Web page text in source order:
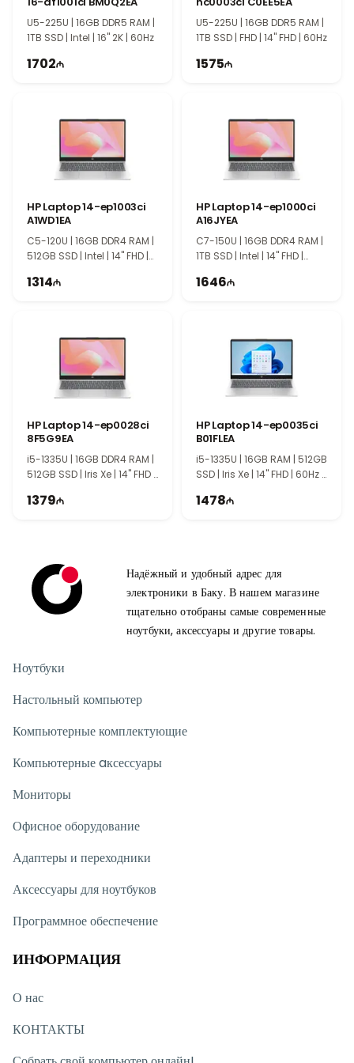
производительность в офисных приложениях, веб-серфинге,
мультимедиа и легких графических задачах. Это делает
использования.
комфортное изображение при длительной работе. Он снижает
нагрузку на глаза и делает работу с документами более
удобной. Серия ASUS Vivobook сочетает современный
дизайн, надежность и практичность для ежедневного
U5-225U | 16GB DDR5 RAM |
1TB SSD | Intel | 16" 2K | 60Hz
1702
U5-225U | 16GB DDR5 RAM |
1TB SSD | FHD | 14" FHD | 60Hz
1575
HP Laptop 14-ep1003ci
A1WD1EA
C5-120U | 16GB DDR4 RAM |
512GB SSD | Intel | 14" FHD |
1314
HP Laptop 14-ep1000ci
A16JYEA
C7-150U | 16GB DDR4 RAM |
1TB SSD | Intel | 14" FHD |
1646
HP Laptop 14-ep0028ci
8F5G9EA
i5-1335U | 16GB DDR4 RAM |
512GB SSD | Iris Xe | 14" FHD |
1379
HP Laptop 14-ep0035ci
B01FLEA
i5-1335U | 16GB RAM | 512GB
SSD | Iris Xe | 14" FHD | 60Hz |
1478
Надёжный и удобный адрес для
электроники в Баку. В нашем магазине
тщательно отобраны самые современные
ноутбуки, аксессуары и другие товары.
Ноутбуки
Настольный компьютер
Компьютерные комплектующие
Компьютерные aксессуары
Мониторы
Офисное оборудование
Адаптеры и переходники
Аксессуары для ноутбуков
Программное обеспечение
ИНФОРМАЦИЯ
О нас
КОНТАКТЫ